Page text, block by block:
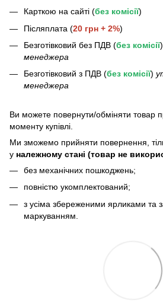
Карткою на сайті (без комісії)
Післяплата (20 грн + 2%)
Безготівковий без ПДВ (без комісії)
менеджера
Безготівковий з ПДВ (без комісії)
менеджера
Bи можете повернути/обміняти товар
моменту купівлі.
Ми зможемо прийняти повернення,
у належному стані (товар не
без механічних пошкоджень;
повністю укомплектований;
з усіма збереженими ярликами та
маркуванням.